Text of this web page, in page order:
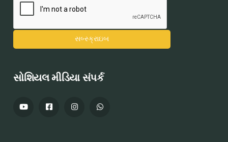
સોશિયલ મીડિયા સંપર્ક